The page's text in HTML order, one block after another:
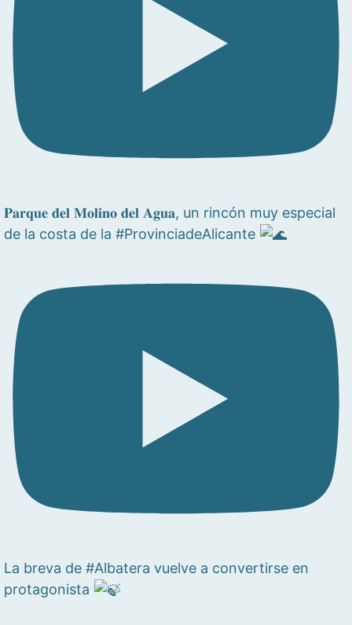
𝐏𝐚𝐫𝐪𝐮𝐞 𝐝𝐞𝐥 𝐌𝐨𝐥𝐢𝐧𝐨 𝐝𝐞𝐥 𝐀𝐠𝐮𝐚, un rincón muy especial
de la costa de la #ProvinciadeAlicante
La breva de #Albatera vuelve a convertirse en
protagonista